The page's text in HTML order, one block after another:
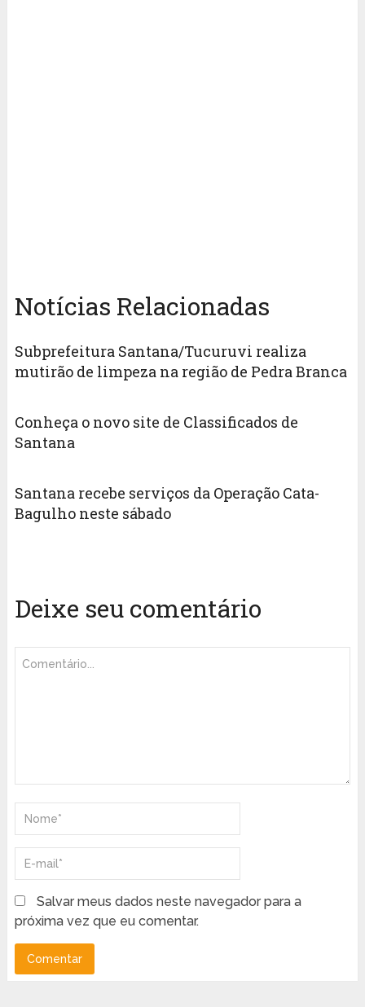
Notícias Relacionadas
Subprefeitura Santana/Tucuruvi realiza
mutirão de limpeza na região de Pedra Branca
Conheça o novo site de Classificados de
Santana
Santana recebe serviços da Operação Cata-
Bagulho neste sábado
Deixe seu comentário
Salvar meus dados neste navegador para a
próxima vez que eu comentar.